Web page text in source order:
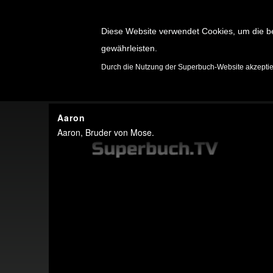
Diese Website verwendet Cookies, um die
gewährleisten.
Durch die Nutzung der Superbuch-Website